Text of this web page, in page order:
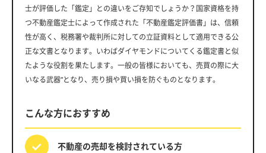
士が評価した「鑑定」との違いをご存知でしょうか？国家資格を持
つ不動産鑑定士によって作成された「不動産鑑定評価書」は、信頼
性が高く、税務署や裁判所に対しての立証資料として適用できる公
正な文書となります。いわばダイヤモンドについてくる鑑定書と似
たような役割を果たします。一般の皆様においても、売買の際に大
いなる武器”となり、売り損や買い損を防ぐものとなります。
こんな方におすすめ
不動産の売却を検討されている方